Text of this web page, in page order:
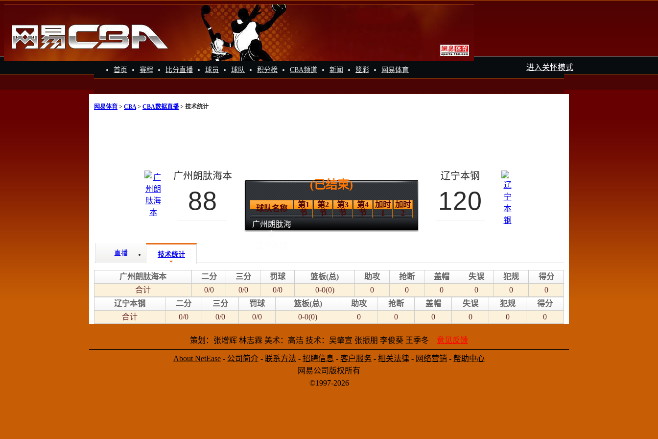
进入关怀模式
首页 赛程 比分直播 球员 球队 积分榜 CBA频道 新闻 篮彩 网易体育
网易体育 > CBA> CBA数据直播> 技术统计
广州朗肽海本
88
(已结束)
球队名称
第1
节
第2
节
第3
节
第4
节
加时
1
加时
2
广州朗肽海
本
辽宁本钢
120
直播 技术统计
广州朗肽海本 二分 三分 罚球 篮板(总) 助攻 抢断 盖帽 失误 犯规
得分
合计
0/0 0/0 0/0 0-0(0) 0 0 0 0 0
0
辽宁本钢
二分 三分 罚球 篮板(总) 助攻 抢断 盖帽 失误 犯规
得分
合计
0/0 0/0 0/0 0-0(0) 0 0 0 0 0 0
策划：张增辉 林志霖 美术：高洁 技术：吴肇宣 张振朋 李俊葵 王季冬 意见反馈
About NetEase - 公司简介 - 联系方法 - 招聘信息 - 客户服务 - 相关法律 - 网络营销 - 帮助中心
网易公司版权所有
©1997-2026